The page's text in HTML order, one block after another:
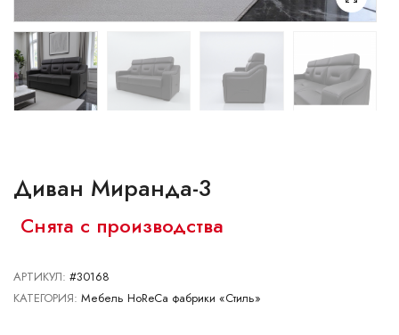
Витебск Гомель
Гродно
Могилев
Сморгонь
Диван Миранда-3
Снята с производства
АРТИКУЛ: #30168
КАТЕГОРИЯ: Мебель HoReCa фабрики «Стиль»